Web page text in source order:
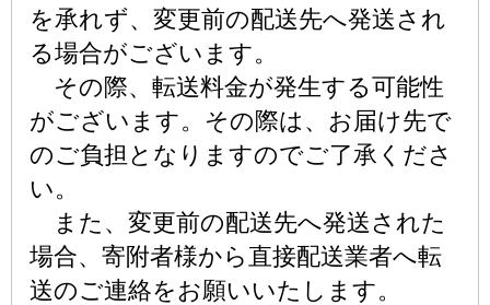
を承れず、変更前の配送先へ発送され
る場合がございます。
その際、転送料金が発生する可能性
がございます。その際は、お届け先で
のご負担となりますのでご了承くださ
い。
また、変更前の配送先へ発送された
場合、寄附者様から直接配送業者へ転
送のご連絡をお願いいたします。